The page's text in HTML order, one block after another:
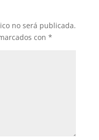
no será publicada.
con *